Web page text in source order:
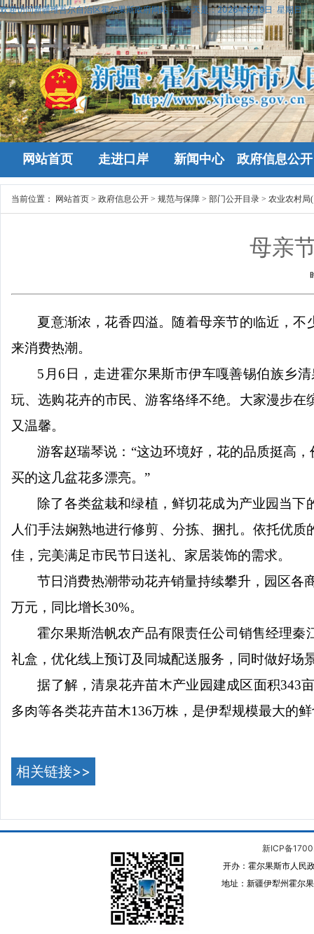
欢迎访问新疆维吾尔自治区霍尔果斯政府网站！ 今天是：2026年8月9日 星期日
网站首页 走进口岸 新闻中心 政府信息公开
当前位置： 网站首页 > 政府信息公开 > 规范与保障 > 部门公开目录 > 农业农村局
母亲
夏意渐浓，花香四溢。随着母亲节的临近，不
来消费热潮。
5月6日，走进霍尔果斯市伊车嘎善锡伯族乡
玩、选购花卉的市民、游客络绎不绝。大家漫步
又温馨。
游客赵瑞琴说： “这边环境好，花的品质挺高
买的这几盆花多漂亮。”
除了各类盆栽和绿植，鲜切花成为产业园当
人们手法娴熟地进行修剪、分拣、捆扎。依托优
佳，完美满足市民节日送礼、家居装饰的需求。
节日消费热潮带动花卉销量持续攀升，园区各
万元，同比增长30%。
霍尔果斯浩帆农产品有限责任公司销售经理秦
礼盒，优化线上预订及同城配送服务，同时做好场
据了解，清泉花卉苗木产业园建成区面积343
多肉等各类花卉苗木136万株，是伊犁规模最大的
相关链接>>
新ICP备
开办：霍尔果斯市人民
地址：新疆伊犁州霍